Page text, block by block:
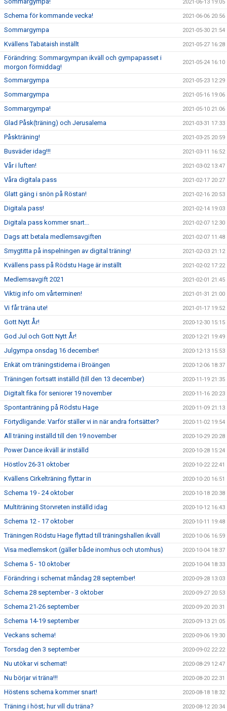
2021-06-13 19:05
Schema för kommande vecka! 2021-06-06 20:56
Sommargympa 2021-05-30 21:54
Kvällens Tabataish inställt 2021-05-27 16:28
Förändring: Sommargympan ikväll och gympapasset i
morgon förmiddag!
2021-05-24 16:10
Sommargympa 2021-05-23 12:29
Sommargympa 2021-05-16 19:06
Sommargympa! 2021-05-10 21:06
Glad Påsk(träning) och Jerusalema 2021-03-31 17:33
Påskträning! 2021-03-25 20:59
Busväder idag!!! 2021-03-11 16:52
Vår i luften! 2021-03-02 13:47
Våra digitala pass 2021-02-17 20:27
Glatt gäng i snön på Röstan! 2021-02-16 20:53
Digitala pass! 2021-02-14 19:03
Digitala pass kommer snart... 2021-02-07 12:30
Dags att betala medlemsavgiften 2021-02-07 11:48
Smygtitta på inspelningen av digital träning! 2021-02-03 21:12
Kvällens pass på Rödstu Hage är inställt 2021-02-02 17:22
Medlemsavgift 2021 2021-02-01 21:45
Viktig info om vårterminen! 2021-01-31 21:00
Vi får träna ute! 2021-01-17 19:52
Gott Nytt År! 2020-12-30 15:15
God Jul och Gott Nytt År! 2020-12-21 19:49
Julgympa onsdag 16 december! 2020-12-13 15:53
Enkät om träningstiderna i Broängen 2020-12-06 18:37
Träningen fortsatt inställd (till den 13 december) 2020-11-19 21:35
Digitalt fika för seniorer 19 november 2020-11-16 20:23
Spontanträning på Rödstu Hage 2020-11-09 21:13
Förtydligande: Varför ställer vi in när andra fortsätter? 2020-11-02 19:54
All träning inställd till den 19 november 2020-10-29 20:28
Power Dance ikväll är inställd 2020-10-28 15:24
Höstlov 26-31 oktober 2020-10-22 22:41
Kvällens Cirkelträning flyttar in 2020-10-20 16:51
Schema 19 - 24 oktober 2020-10-18 20:38
Multiträning Storvreten inställd idag 2020-10-12 16:43
Schema 12 - 17 oktober 2020-10-11 19:48
Träningen Rödstu Hage flyttad till träningshallen ikväll 2020-10-06 16:59
Visa medlemskort (gäller både inomhus och utomhus) 2020-10-04 18:37
Schema 5 - 10 oktober 2020-10-04 18:33
Förändring i schemat måndag 28 september! 2020-09-28 13:03
Schema 28 september - 3 oktober 2020-09-27 20:53
Schema 21-26 september 2020-09-20 20:31
Schema 14-19 september 2020-09-13 21:05
Veckans schema! 2020-09-06 19:30
Torsdag den 3 september 2020-09-02 22:22
Nu utökar vi schemat! 2020-08-29 12:47
Nu börjar vi träna!!! 2020-08-20 22:31
Höstens schema kommer snart! 2020-08-18 18:32
Träning i höst; hur vill du träna? 2020-08-12 20:34